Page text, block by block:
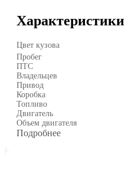
Характеристики
Цвет кузова
Пробег
ПТС
Владельцев
Привод
Коробка
Топливо
Двигатель
Объем двигателя
Подробнее